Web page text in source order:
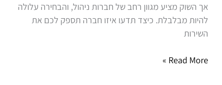
אך השוק מציע מגוון רחב של חברות ניהול, והבחירה עלולה
להיות מבלבלת. כיצד תדעו איזו חברה תספק לכם את
השירות
Read More »